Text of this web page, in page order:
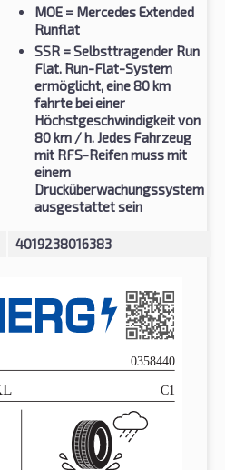
MOE = Mercedes Extended
Runflat
SSR = Selbsttragender Run
Flat. Run-Flat-System
ermöglicht, eine 80 km
fahrte bei einer
Höchstgeschwindigkeit von
80 km / h. Jedes Fahrzeug
mit RFS-Reifen muss mit
einem
Drucküberwachungssystem
ausgestattet sein
4019238016383